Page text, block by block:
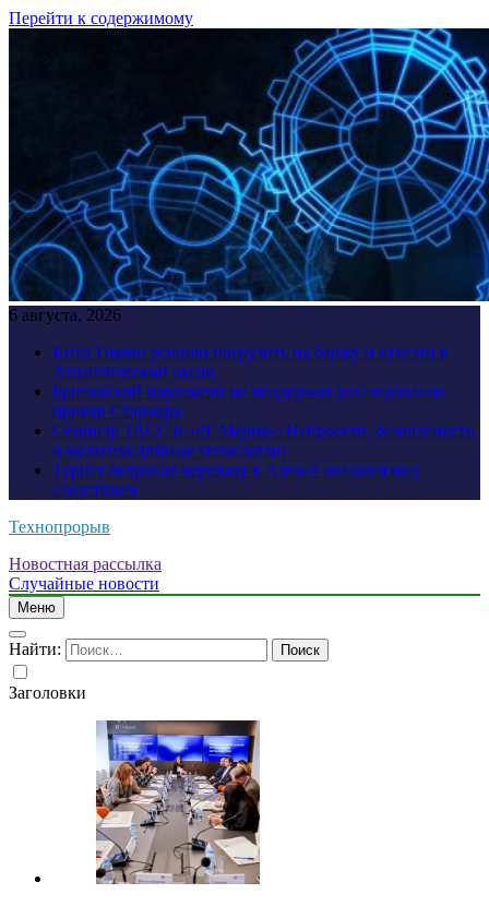
Перейти к содержимому
6 августа, 2026
Кита Тимми решили погрузить на баржу и отвезти в
Атлантический океан
Британский парламент не поддержал расследование
против Стармера
Семинар ТАСС в «РГ Медиа»: Нейросети, безопасность
и мультимедийные технологии
Турист потрогал черепаху в Азии и оказался под
следствием
Технопрорыв
Новостная рассылка
Случайные новости
Меню
Найти:
Заголовки